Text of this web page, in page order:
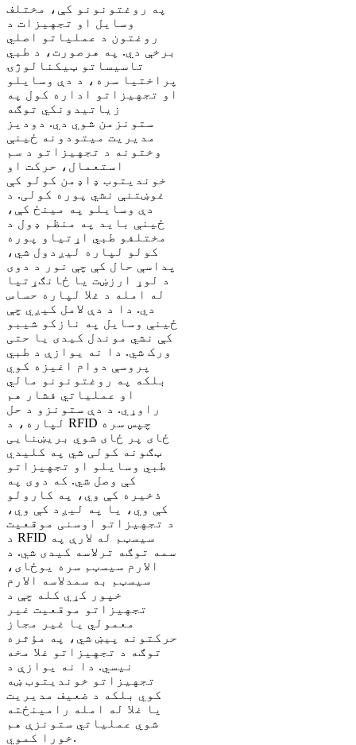
په روغتونونو کې، مختلف
وسایل او تجهیزات د
روغتون د عملیاتو اصلي
برخې دي. په هرصورت، د طبي
تاسیساتو ټیکنالوژۍ
پراختیا سره، د دې وسایلو
او تجهیزاتو اداره کول په
زیاتیدونکي توګه
ستونزمن شوي دي. دودیز
مدیریت میتودونه ځینې
وختونه د تجهیزاتو د سم
استعمال، حرکت او
خوندیتوب ډاډمن کولو کې
غوښتنې نشي پوره کولی. د
دې وسایلو په مینځ کې،
ځینې باید په منظم ډول د
مختلفو طبي اړتیاو پوره
کولو لپاره لیږدول شي،
پداسې حال کې چې نور د دوی
د لوړ ارزښت یا ځانګړتیا
له امله د غلا لپاره حساس
دي. دا د دې لامل کیږي چې
ځینې وسایل په نازکو شیبو
کې نشي موندل کیدی یا حتی
ورک شي. دا نه یوازې د طبي
پروسې دوام اغیزه کوي
بلکه په روغتونونو مالي
او عملیاتي فشار هم
راوړي. د دې ستونزو د حل
لپاره، د RFID چپس سره
ځای پر ځای شوي بریښنایی
ټګونه کولی شي په کلیدي
طبي وسایلو او تجهیزاتو
کې وصل شي. که دوی په
ذخیره کې وي، په کارولو
کې وي، یا په لیږد کې وي،
د تجهیزاتو اوسنی موقعیت
د RFID سیسټم له لارې په
سمه توګه ترلاسه کیدی شي. د
الارم سیسټم سره یوځای،
سیسټم به سمدلاسه الارم
خپور کړي کله چې د
تجهیزاتو موقعیت غیر
معمولي یا غیر مجاز
حرکتونه پیښ شي، په مؤثره
توګه د تجهیزاتو غلا مخه
نیسي. دا نه یوازې د
تجهیزاتو خوندیتوب ښه
کوي بلکه د ضعیف مدیریت
یا غلا له امله رامینځته
شوي عملیاتي ستونزې هم
خورا کموي.